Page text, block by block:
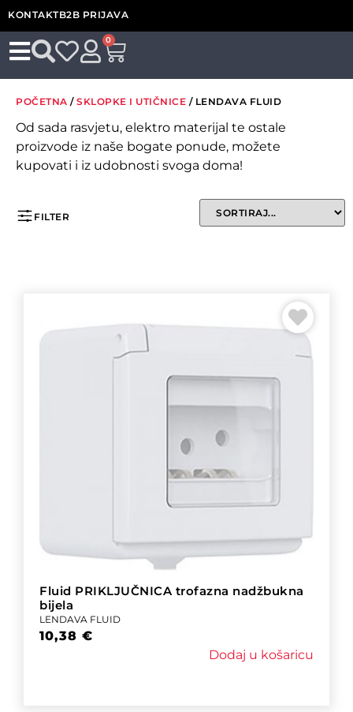
KONTAKTB2B PRIJAVA
0
POČETNA / SKLOPKE I UTIČNICE / LENDAVA FLUID
Od sada rasvjetu, elektro materijal te ostale
proizvode iz naše bogate ponude, možete
kupovati i iz udobnosti svoga doma!
FILTER
Fluid PRIKLJUČNICA trofazna nadžbukna
bijela
LENDAVA FLUID
10,38 €
Dodaj u košaricu